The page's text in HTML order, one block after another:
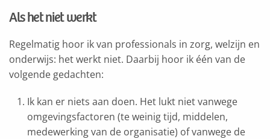
Als het niet werkt
Regelmatig hoor ik van professionals in zorg, welzijn en
onderwijs: het werkt niet. Daarbij hoor ik één van de
volgende gedachten:
Ik kan er niets aan doen. Het lukt niet vanwege
omgevingsfactoren (te weinig tijd, middelen,
medewerking van de organisatie) of vanwege de